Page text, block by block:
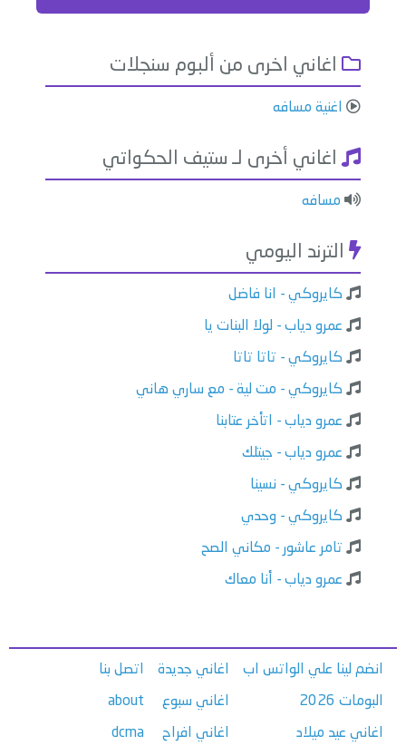
اغاني اخرى من ألبوم سنجلات
اغنية مسافه
اغاني أخرى لـ ستيف الحكواتي
مسافه
الترند اليومي
كايروكي - انا فاضل
عمرو دياب - لولا البنات يا
كايروكي - تاتا تاتا
كايروكي - مت لية - مع ساري هاني
عمرو دياب - اتأخر عتابنا
عمرو دياب - جيتلك
كايروكي - نسينا
كايروكي - وحدي
تامر عاشور - مكاني الصح
عمرو دياب - أنا معاك
انضم لينا علي الواتس اب
البومات 2026
اغاني عيد ميلاد
اغاني جديدة
اغاني سبوع
اغاني افراح
اتصل بنا
about
dcma